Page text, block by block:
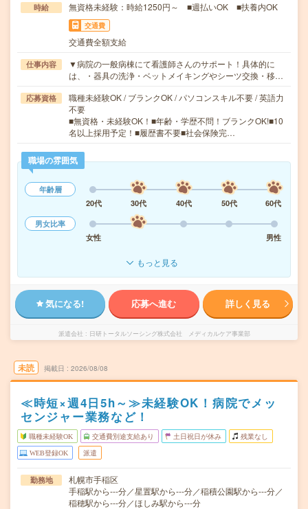
時給 無資格未経験：時給1250円～ ■週払いOK ■扶養内OK
交通費
交通費全額支給
仕事内容
▼病院の一般病棟にて看護師さんのサポート！具体的に
は、・器具の洗浄・ベットメイキングやシーツ交換・移…
応募資格
職種未経験OK / ブランクOK / パソコンスキル不要 / 英語力
不要
■無資格・未経験OK！■年齢・学歴不問！ブランクOK!■10
名以上採用予定！■履歴書不要■社会保険完…
職場の雰囲気
年齢層
20代
30代 40代 50代
60代
男女比率
女性
男性
もっと見る
気になる! 応募へ進む 詳しく見る
派遣会社 日研トータルソーシング株式会社 メディカルケア事業部
未読 掲載日 2026/08/08
≪時短×週4日5h～≫未経験OK！病院でメッ
センジャー業務など！
職種未経験OK 交通費別途支給あり 土日祝日が休み 残業なし
WEB登録OK 派遣
勤務地
札幌市手稲区
手稲駅から---分／星置駅から---分／稲積公園駅から---分／
稲穂駅から---分／ほしみ駅から---分